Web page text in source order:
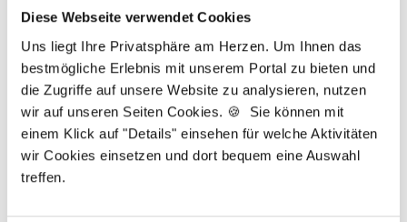
Diese Webseite verwendet Cookies
Uns liegt Ihre Privatsphäre am Herzen. Um Ihnen das
bestmögliche Erlebnis mit unserem Portal zu bieten und
die Zugriffe auf unsere Website zu analysieren, nutzen
wir auf unseren Seiten Cookies. 🍪 Sie können mit
einem Klick auf "Details" einsehen für welche Aktivitäten
wir Cookies einsetzen und dort bequem eine Auswahl
treffen.
Sarah Grützmacher
Ansprechpartnerin
Gerne helfe ich Ihnen dabei, eine neue Stelle in
einer Zahnarztpraxis zu finden. Kontaktieren Sie
mich gerne, wenn Sie Fragen zu unserem Service